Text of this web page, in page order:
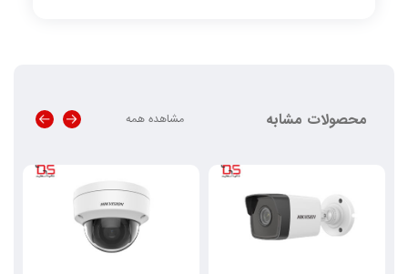
محصولات مشابه مشاهده همه